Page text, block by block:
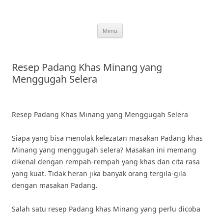
Menu
Resep Padang Khas Minang yang
Menggugah Selera
Resep Padang Khas Minang yang Menggugah Selera
Siapa yang bisa menolak kelezatan masakan Padang khas
Minang yang menggugah selera? Masakan ini memang
dikenal dengan rempah-rempah yang khas dan cita rasa
yang kuat. Tidak heran jika banyak orang tergila-gila
dengan masakan Padang.
Salah satu resep Padang khas Minang yang perlu dicoba